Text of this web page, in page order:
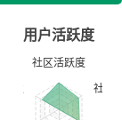
用户活跃度